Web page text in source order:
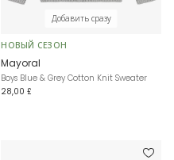
Добавить сразу
НОВЫЙ СЕЗОН
Mayoral
Boys Blue & Grey Cotton Knit Sweater
28,00 £